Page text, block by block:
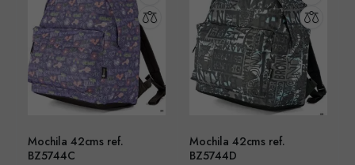
Mochila 42cms ref.
BZ5744C
Mochila 42cms ref.
BZ5744D